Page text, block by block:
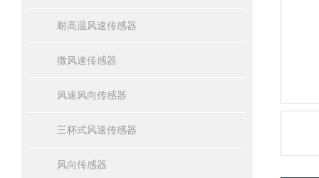
耐高温风速传感器
微风速传感器
风速风向传感器
三杯式风速传感器
风向传感器